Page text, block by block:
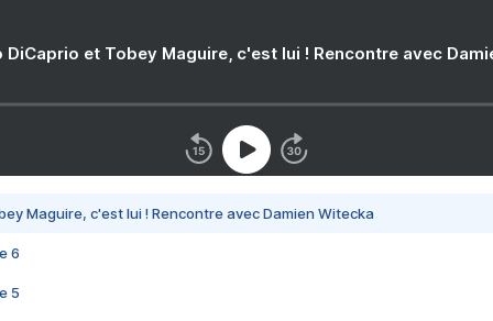
DiCaprio et Tobey Maguire, c'est lui ! Rencontre avec
Maguire, c'est lui ! Rencontre avec Damien Witecka
6
5